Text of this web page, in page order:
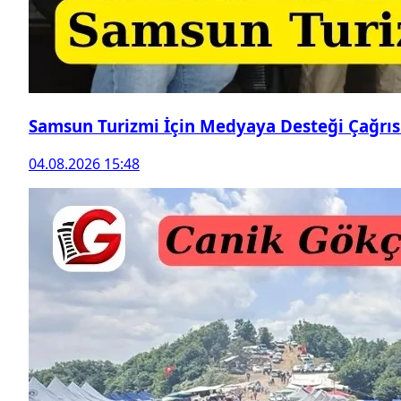
Samsun Turizmi İçin Medyaya Desteği
04.08.2026 15:48